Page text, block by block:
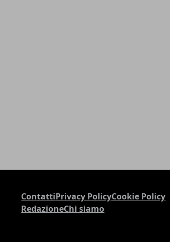
ContattiPrivacy PolicyCookie Policy
RedazioneChi siamo